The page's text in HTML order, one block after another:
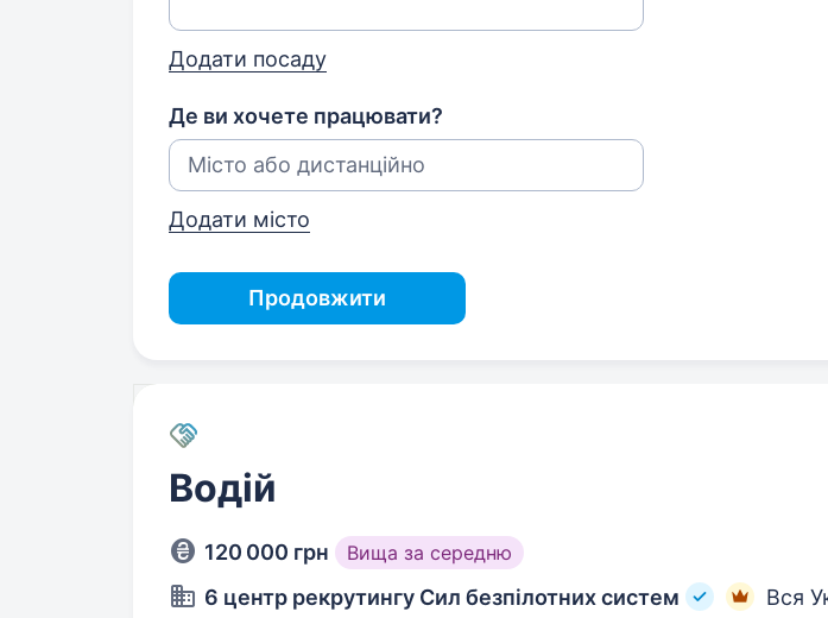
Додати посаду
Де ви хочете працювати?
Додати місто
Продовжити
Водій
120 000 грн Вища за середню
6 центр рекрутингу Сил безпілотних систем Вся